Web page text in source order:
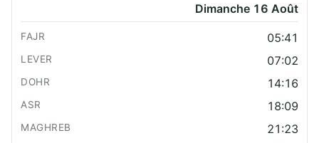
Dimanche 16 Août
05:41
07:02
14:16
18:09
21:23